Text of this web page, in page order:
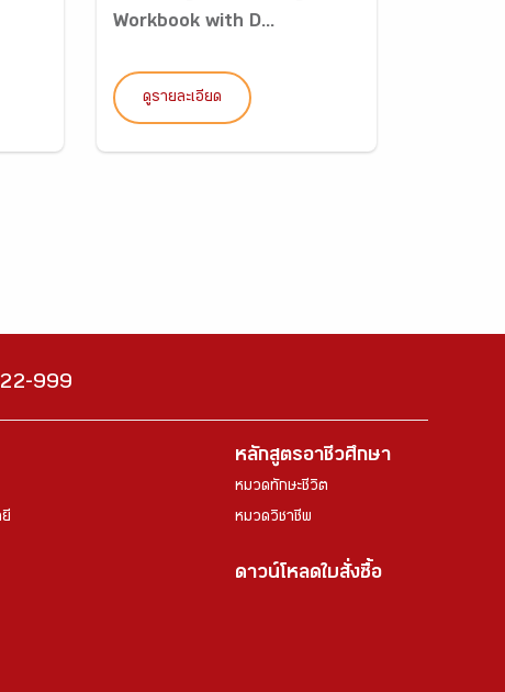
Workbook with D...
ดูรายละเอียด
999
ยี
หลักสูตรอาชีวศึกษา
หมวดทักษะชีวิต
หมวดวิชาชีพ
ดาวน์โหลดใบสั่งซื้อ